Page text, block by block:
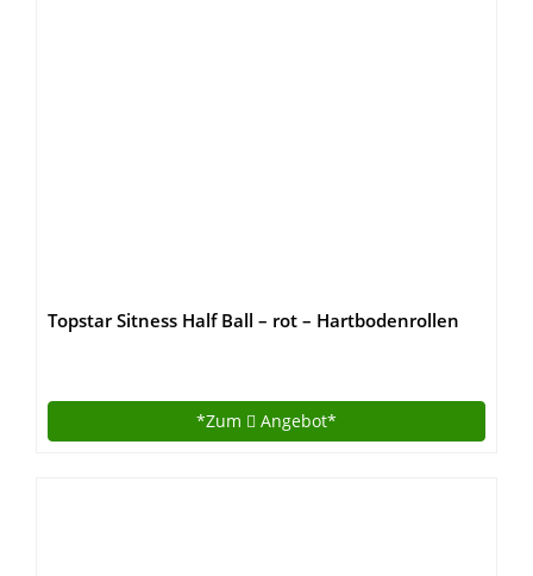
Topstar Sitness Half Ball – rot – Hartbodenrollen
*Zum Angebot*